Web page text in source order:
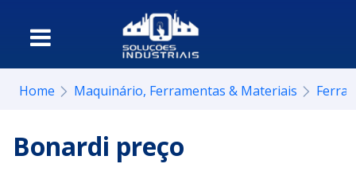
Home Maquinário, Ferramentas & Materiais
Bonardi preço